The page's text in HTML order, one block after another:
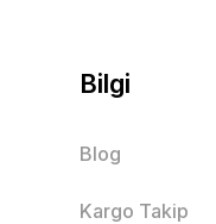
Bilgi
Blog
Kargo Takip